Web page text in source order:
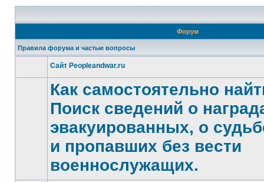
Форум
Правила форума и частые вопросы
Нет
непрочитанных
сообщений
Сайт Peopleandwar.ru
непрочитанных
сообщений
Как самостоятельно
Поиск сведений о
эвакуированных, о
и пропавших без вести
военнослужащих.